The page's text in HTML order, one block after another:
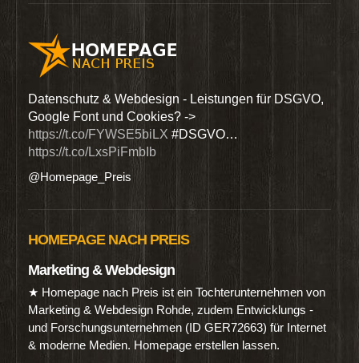
Datenschutz & Webdesign - Leistungen für DSGVO,
Google Font und Cookies? ->
https://t.co/FYWSE5biLX #DSGVO…
https://t.co/LxsPiFmbIb
@Homepage_Preis
HOMEPAGE NACH PREIS
Marketing & Webdesign
★ Homepage nach Preis ist ein Tochterunternehmen von
Marketing & Webdesign Rohde, zudem Entwicklungs -
und Forschungsunternehmen (ID GER72663) für Internet
& moderne Medien. Homepage erstellen lassen.